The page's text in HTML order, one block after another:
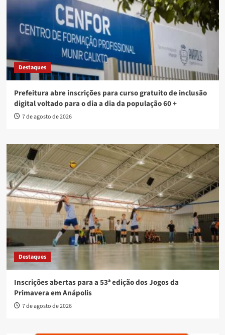
Destaques
Prefeitura abre inscrições para curso gratuito de inclusão
digital voltado para o dia a dia da população 60 +
7 de agosto de 2026
Destaques
Inscrições abertas para a 53ª edição dos Jogos da
Primavera em Anápolis
7 de agosto de 2026